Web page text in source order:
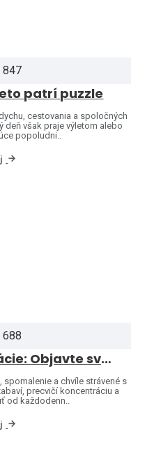
847
patrí puzzle
cestovania a spoločných
deň však praje výletom alebo
popoludni..
688
Júnové puzzle inšpirácie: Objavte svet značiek Heye a Jumbo
a chvíle strávené s
precvičí koncentráciu a
od každodenn..